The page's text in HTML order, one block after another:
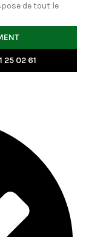
de tout le
25 02 61